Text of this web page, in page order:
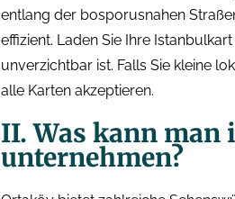
entlang der bosporusnahen
effizient. Laden Sie Ihre
unverzichtbar ist. Falls Sie kleine
alle Karten akzeptieren.
II. Was kann man
unternehmen?